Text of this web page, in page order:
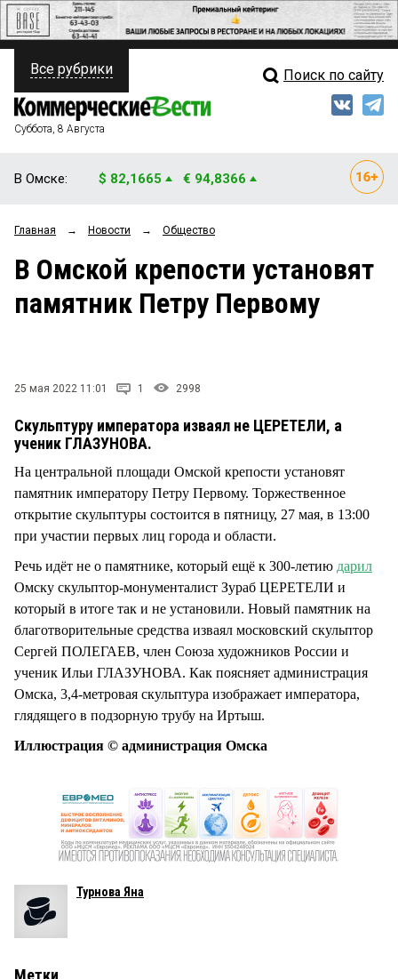
ПОЛИТИКА
ФИНАНСЫ
ОБЩЕСТВО
ЗАКОН
Свежий выпуск
Рейтинги
Блоги
Все рубрики Поиск по сайту
Суббота, 8 Августа
В Омске: $ 82,1665 € 94,8366
Главная → Новости → Общество
В Омской крепости установят
памятник Петру Первому
25 мая 2022 11:01 1 2998
Скульптуру императора изваял не ЦЕРЕТЕЛИ, а
ученик ГЛАЗУНОВА.
На центральной площади Омской крепости установят
памятник императору Петру Первому. Торжественное
открытие скульптуры состоится в пятницу, 27 мая, в 13:00
при участии первых лиц города и области.
Речь идёт не о памятнике, который ещё к 300-летию дарил
Омску скульптор-монументалист Зураб ЦЕРЕТЕЛИ и
который в итоге так и не установили. Новый памятник на
благотворительные средства изваял московский скульптор
Сергей ПОЛЕГАЕВ, член Союза художников России и
ученик Ильи ГЛАЗУНОВА. Как поясняет администрация
Омска, 3,4-метровая скульптура изображает императора,
глядящего в подзорную трубу на Иртыш.
Иллюстрация © администрация Омска
Турнова Яна
Метки